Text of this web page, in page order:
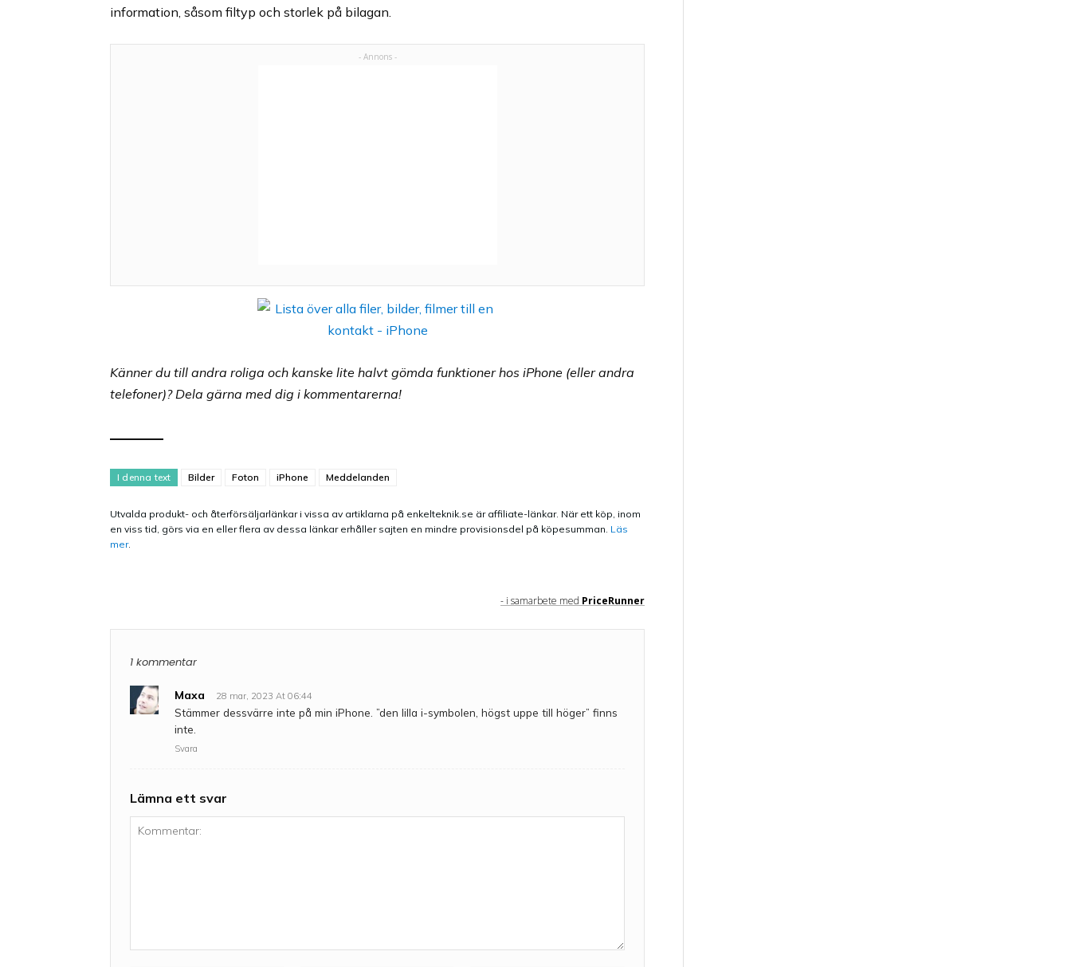
information, såsom filtyp och storlek på bilagan.
Känner du till andra roliga och kanske lite halvt gömda funktioner hos iPhone (eller andra
telefoner)? Dela gärna med dig i kommentarerna!
I denna text Bilder Foton iPhone Meddelanden
Utvalda produkt- och återförsäljarlänkar i vissa av artiklarna på enkelteknik.se är affiliate-länkar. När ett köp, inom
en viss tid, görs via en eller flera av dessa länkar erhåller sajten en mindre provisionsdel på köpesumman. Läs
mer.
- i samarbete med PriceRunner
1 kommentar
Maxa 28 mar, 2023 At 06:44
Stämmer dessvärre inte på min iPhone. ”den lilla i-symbolen, högst uppe till höger” finns
inte.
Svara
Lämna ett svar